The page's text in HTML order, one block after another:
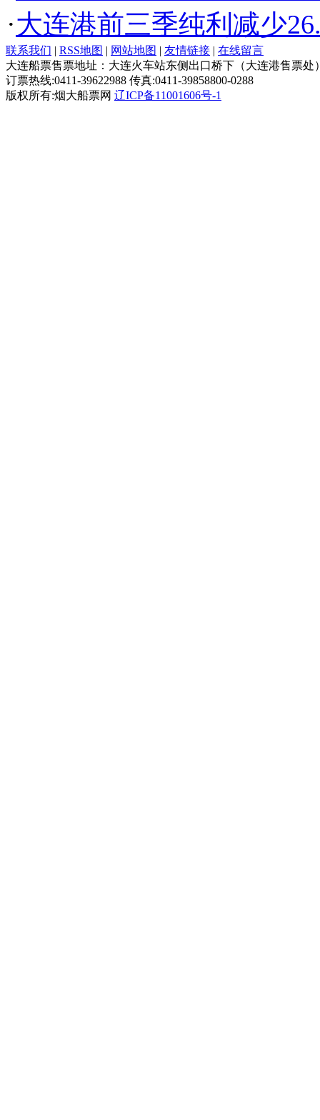
·大连港前三季纯利减少
联系我们 | RSS地图 | 网站地图 | 友情链接 | 在线留言
大连船票售票地址：大连火车站东侧出口桥下（大连港售票处
订票热线:0411-39622988 传真:0411-39858800-0288
版权所有:烟大船票网 辽ICP备11001606号-1